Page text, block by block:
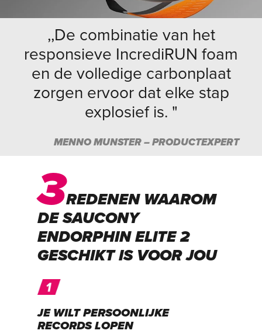
,,De combinatie van het
responsieve IncrediRUN foam
en de volledige carbonplaat
zorgen ervoor dat elke stap
explosief is. "
MENNO MUNSTER – PRODUCTEXPERT
3REDENEN WAAROM
DE SAUCONY
ENDORPHIN ELITE 2
GESCHIKT IS VOOR JOU
JE WILT PERSOONLIJKE
RECORDS LOPEN